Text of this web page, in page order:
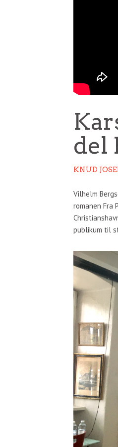
del
KNUD
Vilhelm
romanen Fra
publikum til